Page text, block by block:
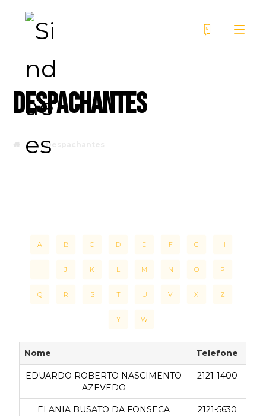
Despachantes
Despachantes
A B C D E F G H
I J K L M N O P
Q R S T U V X Z
Y W
Nome Telefone
EDUARDO ROBERTO NASCIMENTO
AZEVEDO
2121-1400
ELANIA BUSATO DA FONSECA 2121-5630